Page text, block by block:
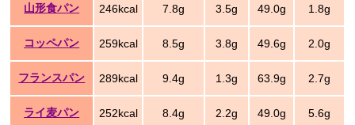
山形食パン 246kcal 7.8g 3.5g 49.0g 1.8g
コッペパン 259kcal 8.5g 3.8g 49.6g 2.0g
フランスパン 289kcal 9.4g 1.3g 63.9g 2.7g
ライ麦パン 252kcal 8.4g 2.2g 49.0g 5.6g